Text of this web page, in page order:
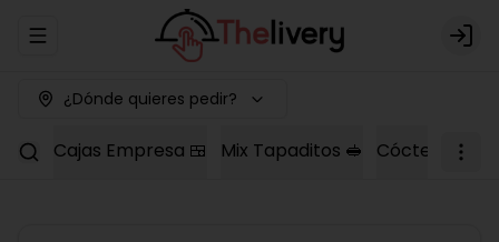
Abrir menu de navegación Login
¿Dónde quieres pedir?
Cajas Empresa 🍱 Mix Tapaditos 🥪 Cóctel Dulce